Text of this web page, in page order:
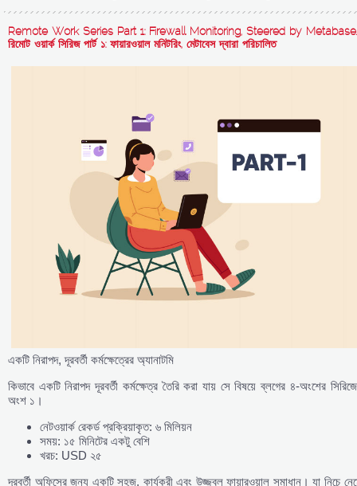
Remote Work Series Part 1: Firewall Monitoring, Steered by
রিমোট ওয়ার্ক সিরিজ পার্ট ১: ফায়ারওয়াল মনিটরিং, মেটাবেস দ্বারা পরিচালিত
একটি নিরাপদ, দূরবর্তী কর্মক্ষেত্রের অ্যানাটমি
কিভাবে একটি নিরাপদ দূরবর্তী কর্মক্ষেত্র তৈরি করা যায় সে বিষয়ে ব্লগের ৪-অংশের
অংশ ১।
নেটওয়ার্ক রেকর্ড প্রক্রিয়াকৃত: ৬ মিলিয়ন
সময়: ১৫ মিনিটের একটু বেশি
খরচ: USD ২৫
দূরবর্তী অফিসের জন্য একটি সহজ, কার্যকরী এবং উজ্জ্বল ফায়ারওয়াল সমাধান। যা নিচে